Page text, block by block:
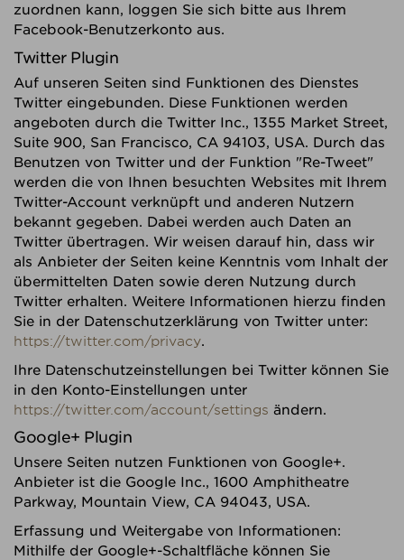
zuordnen kann, loggen Sie sich bitte aus Ihrem
Facebook-Benutzerkonto aus.
Twitter Plugin
Auf unseren Seiten sind Funktionen des Dienstes
Twitter eingebunden. Diese Funktionen werden
angeboten durch die Twitter Inc., 1355 Market Street,
Suite 900, San Francisco, CA 94103, USA. Durch das
Benutzen von Twitter und der Funktion "Re-Tweet"
werden die von Ihnen besuchten Websites mit Ihrem
Twitter-Account verknüpft und anderen Nutzern
bekannt gegeben. Dabei werden auch Daten an
Twitter übertragen. Wir weisen darauf hin, dass wir
als Anbieter der Seiten keine Kenntnis vom Inhalt der
übermittelten Daten sowie deren Nutzung durch
Twitter erhalten. Weitere Informationen hierzu finden
Sie in der Datenschutzerklärung von Twitter unter:
https://twitter.com/privacy.
Ihre Datenschutzeinstellungen bei Twitter können Sie
in den Konto-Einstellungen unter
https://twitter.com/account/settings ändern.
Google+ Plugin
Unsere Seiten nutzen Funktionen von Google+.
Anbieter ist die Google Inc., 1600 Amphitheatre
Parkway, Mountain View, CA 94043, USA.
Erfassung und Weitergabe von Informationen:
Mithilfe der Google+-Schaltfläche können Sie